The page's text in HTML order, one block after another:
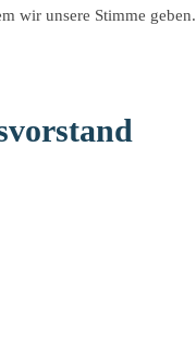
wir unsere Stimme geben.